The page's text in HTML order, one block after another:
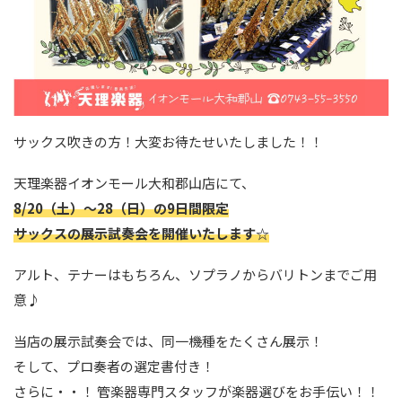
サックス吹きの方！大変お待たせいたしました！！
天理楽器イオンモール大和郡山店にて、
8/20（土）～28（日）の9日間限定
サックスの展示試奏会を開催いたします☆
アルト、テナーはもちろん、ソプラノからバリトンまでご用
意♪
当店の展示試奏会では、同一機種をたくさん展示！
そして、プロ奏者の選定書付き！
さらに・・！ 管楽器専門スタッフが楽器選びをお手伝い！！